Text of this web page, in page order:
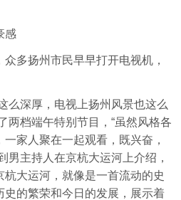
感
多扬州市民早早打开电视机，
深厚，电视上扬州风景也这么
两档端午特别节目，“虽然风格各
家人聚在一起观看，既兴奋，
男主持人在京杭大运河上介绍，
大运河，就像是一首流动的史
的繁荣和今日的发展，展示着